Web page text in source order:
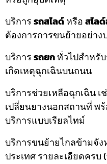
บริการรถสไลด์หรือสไล
ต้องการการขนย้ายอย่า
บริการรถยกทั่วไปสำหรั
เกิดเหตุฉุกเฉินบนถนน
บริการช่วยเหลือฉุกเฉิน
เปลี่ยนยางนอกสถานที่ พ
บริการแบบเรียลไทม์
บริการขนย้ายไกลข้ามจั
ประเทศ รายละเอียดคร